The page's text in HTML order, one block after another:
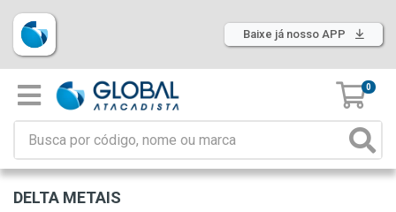
Baixe já nosso APP
0
DELTA METAIS